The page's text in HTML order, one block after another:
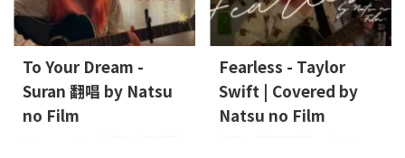
To Your Dream -
Suran 翻唱 by Natsu
no Film
Fearless - Taylor
Swift | Covered by
Natsu no Film